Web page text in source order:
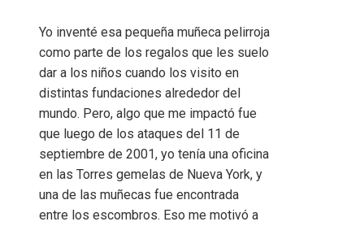
Yo inventé esa pequeña muñeca pelirroja
como parte de los regalos que les suelo
dar a los niños cuando los visito en
distintas fundaciones alrededor del
mundo. Pero, algo que me impactó fue
que luego de los ataques del 11 de
septiembre de 2001, yo tenía una oficina
en las Torres gemelas de Nueva York, y
una de las muñecas fue encontrada
entre los escombros. Eso me motivó a